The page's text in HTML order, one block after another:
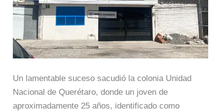
Un lamentable suceso sacudió la colonia Unidad
Nacional de Querétaro, donde un joven de
aproximadamente 25 años, identificado como